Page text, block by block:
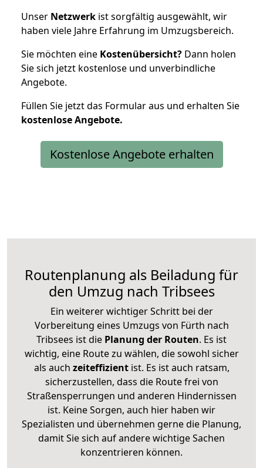
Unser Netzwerk ist sorgfältig ausgewählt, wir
haben viele Jahre Erfahrung im Umzugsbereich.
Sie möchten eine Kostenübersicht? Dann holen
Sie sich jetzt kostenlose und unverbindliche
Angebote.
Füllen Sie jetzt das Formular aus und erhalten Sie
kostenloseAngebote.
Kostenlose Angebote erhalten
Routenplanung als Beiladung für
den Umzug nach Tribsees
Ein weiterer wichtiger Schritt bei der
Vorbereitung eines Umzugs von Fürth nach
Tribsees ist die Planung der Routen. Es ist
wichtig, eine Route zu wählen, die sowohl sicher
als auch zeiteffizientist. Es ist auch ratsam,
sicherzustellen, dass die Route frei von
Straßensperrungen und anderen Hindernissen
ist. Keine Sorgen, auch hier haben wir
Spezialisten und übernehmen gerne die Planung,
damit Sie sich auf andere wichtige Sachen
konzentrieren können.